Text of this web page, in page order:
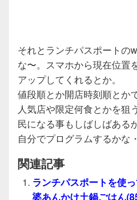
それとランチパスポートの
な〜。スマホから現在位置
アップしてくれるとか。
値段順とか開店時刻順とか
人気店や限定何食とかを狙
民になる事もしばしばある
自分でプログラムするかな
関連記事
ランチパスポートを使
婆あんかけ土鍋ごはん